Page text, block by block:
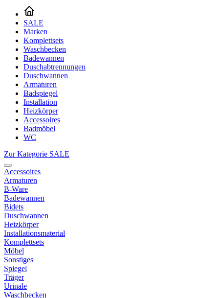
SALE
Marken
Komplettsets
Waschbecken
Badewannen
Duschabtrennungen
Duschwannen
Armaturen
Badspiegel
Installation
Heizkörper
Accessoires
Badmöbel
WC
Zur Kategorie SALE
Accessoires
Armaturen
B-Ware
Badewannen
Bidets
Duschwannen
Heizkörper
Installationsmaterial
Komplettsets
Möbel
Sonstiges
Spiegel
Träger
Urinale
Waschbecken